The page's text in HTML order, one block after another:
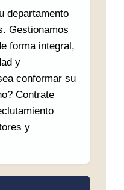
departamento
Gestionamos
forma integral,
y
conformar su
Contrate
y